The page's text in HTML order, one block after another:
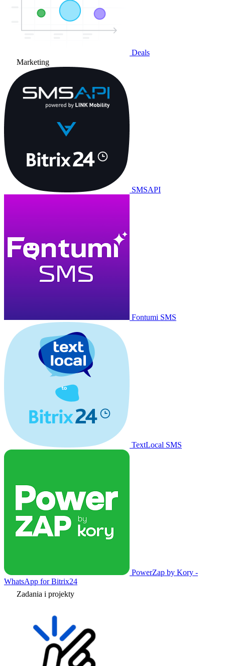
Deals
Marketing
SMSAPI
Fontumi SMS
TextLocal SMS
PowerZap by Kory -
WhatsApp for Bitrix24
Zadania i projekty